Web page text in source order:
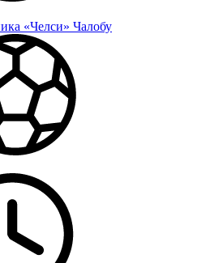
«Челси» Чалобу